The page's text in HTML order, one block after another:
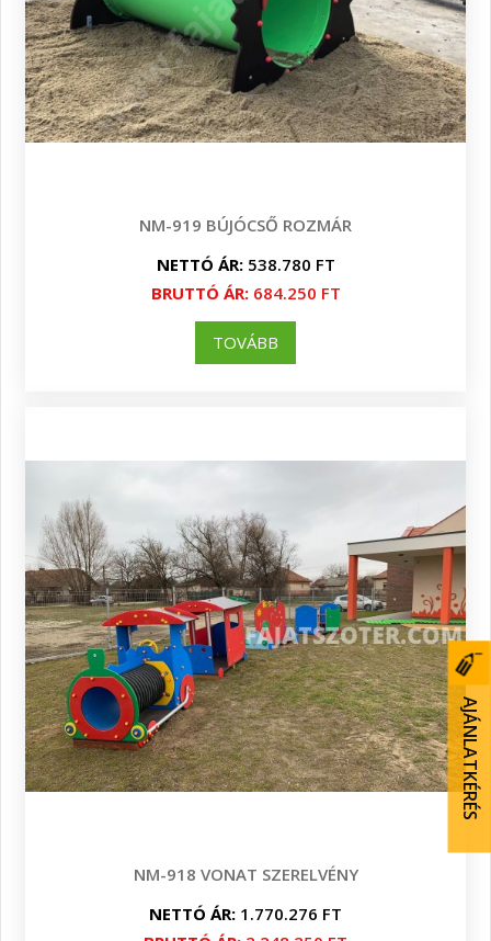
AJÁNLATKÉRÉS
NM-919 BÚJÓCSŐ ROZMÁR
NETTÓ ÁR:538.780 FT
BRUTTÓ ÁR:684.250 FT
TOVÁBB
NM-918 VONAT SZERELVÉNY
NETTÓ ÁR: 1.770.276 FT